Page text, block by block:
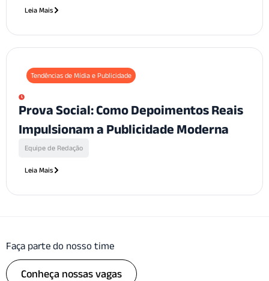
Leia Mais
Tendências de Mídia e Publicidade
Prova Social: Como Depoimentos Reais
Impulsionam a Publicidade Moderna
Equipe de Redação
Leia Mais
Faça parte do nosso time
Conheça nossas vagas